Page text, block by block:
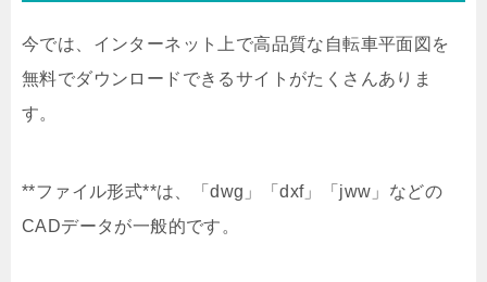
今では、インターネット上で高品質な自転車平面図を
無料でダウンロードできるサイトがたくさんありま
す。
**ファイル形式**は、「dwg」「dxf」「jww」などの
CADデータが一般的です。